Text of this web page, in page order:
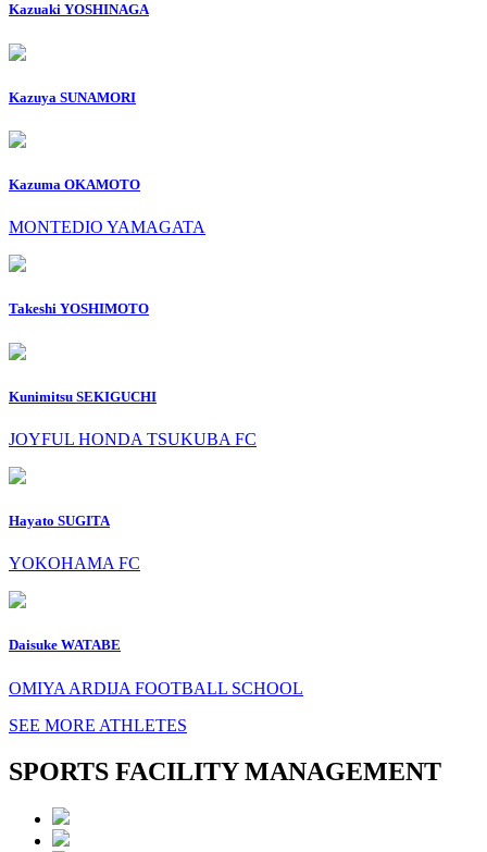
Kazuaki YOSHINAGA
Kazuya SUNAMORI
Kazuma OKAMOTO
MONTEDIO YAMAGATA
Takeshi YOSHIMOTO
Kunimitsu SEKIGUCHI
JOYFUL HONDA TSUKUBA FC
Hayato SUGITA
YOKOHAMA FC
Daisuke WATABE
OMIYA ARDIJA FOOTBALL SCHOOL
SEE MORE ATHLETES
SPORTS FACILITY MANAGEMENT